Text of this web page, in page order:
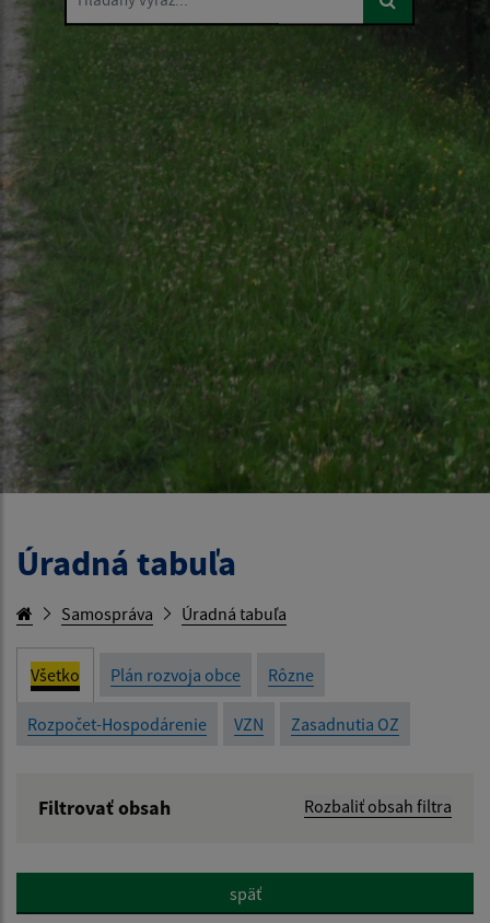
Úradná tabuľa
Samospráva Úradná tabuľa
Všetko Plán rozvoja obce Rôzne
Rozpočet-Hospodárenie VZN Zasadnutia OZ
Filtrovať obsah Rozbaliť obsah filtra
Popis:
späť